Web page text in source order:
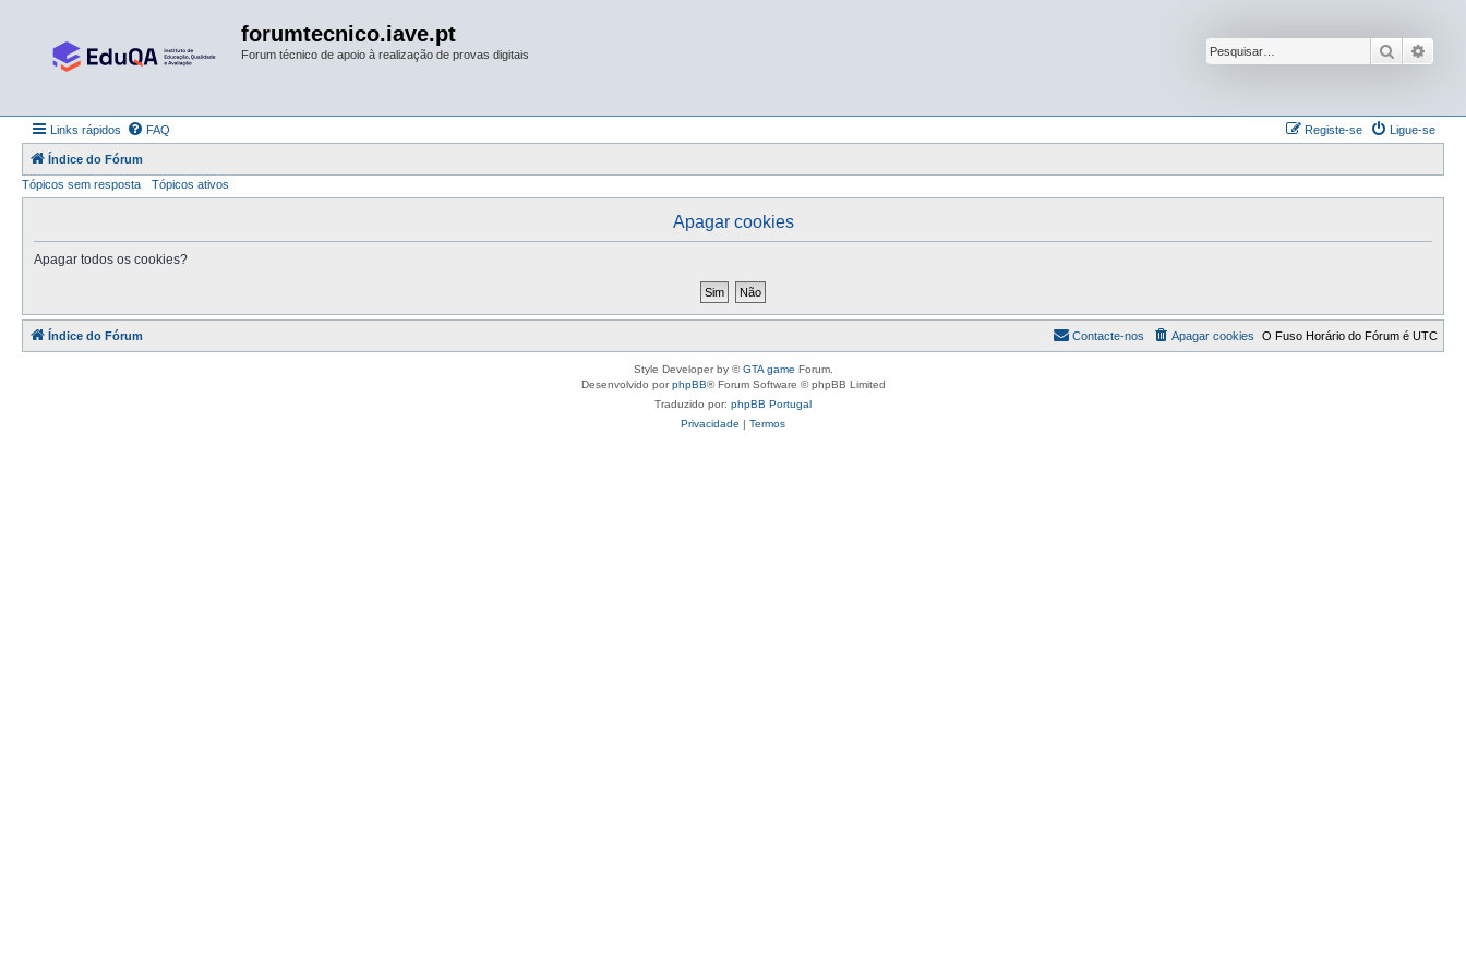
forumtecnico.iave.pt
Forum técnico de apoio à realização de provas digitais Pesquisar
Links rápidos FAQ Ligue-se
Registe-se
Índice do Fórum
Tópicos sem resposta
Tópicos ativos
Apagar cookies
Apagar todos os cookies?
Índice do Fórum O Fuso Horário do Fórum é UTC
Apagar cookies
Contacte-nos
Style Developer by ©GTA game Forum.
Desenvolvido porphpBB® Forum Software © phpBB Limited
Traduzido por: phpBB Portugal
Privacidade | Termos